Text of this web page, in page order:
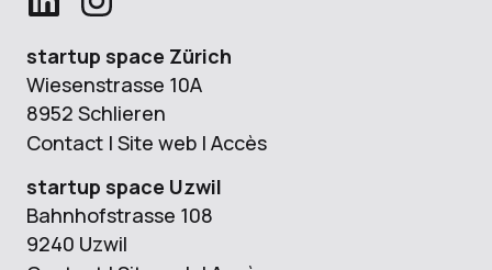
startup space Zürich
Wiesenstrasse 10A
8952 Schlieren
Contact | Site web | Accès
startup space Uzwil
Bahnhofstrasse 108
9240 Uzwil